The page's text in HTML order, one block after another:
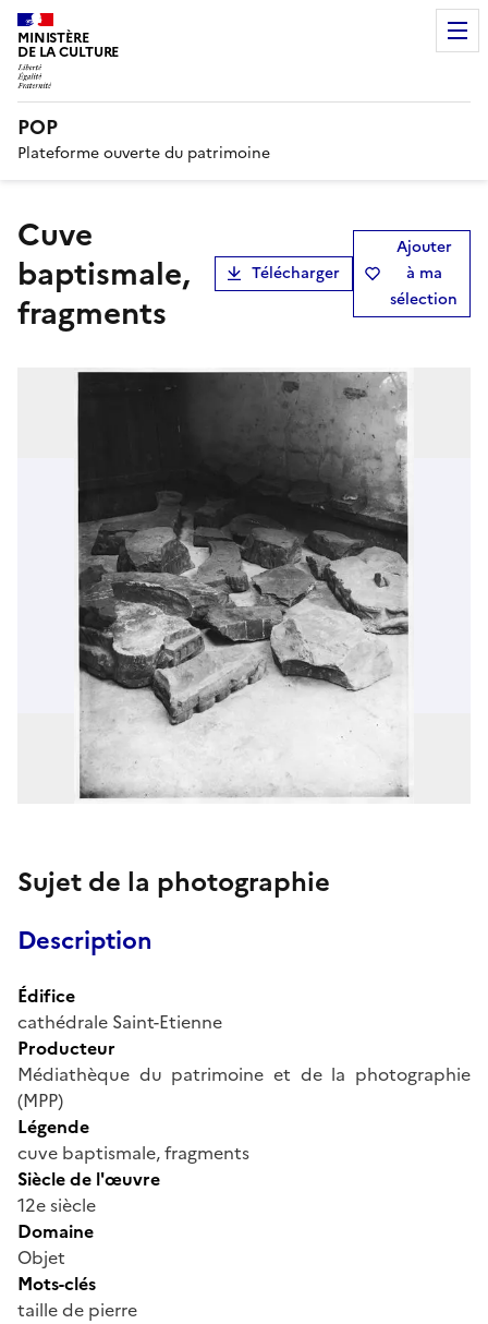
MINISTÈRE
DE LA CULTURE
POP
Plateforme ouverte du patrimoine
cuve
baptismale,
fragments
Télécharger
Ajouter
à ma
sélection
Sujet de la photographie
Description
Édifice
cathédrale Saint-Etienne
Producteur
Médiathèque du patrimoine et de la photographie
(MPP)
Légende
cuve baptismale, fragments
Siècle de l'œuvre
12e siècle
Domaine
Objet
Mots-clés
taille de pierre